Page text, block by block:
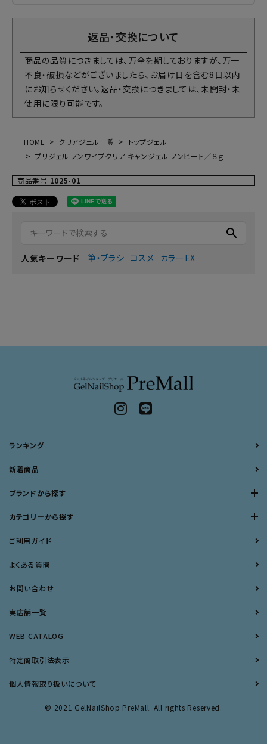
返品・交換について
商品の品質につきましては、万全を期しておりますが、万一
不良・破損などがございましたら、お届け日を含む8日以内
にお知らせください。返品・交換につきましては、未開封・未
使用に限り可能です。
HOME クリアジェル一覧
トップジェル
プリジェル ノンワイプクリア キャンジェル ノンヒート／８ｇ
商品番号 1025-01
search
人気キーワード 筆・ブラシ コスメ カラーEX
ランキング
新着商品
ブランドから探す
カテゴリーから探す
ご利用ガイド
よくある質問
お問い合わせ
実店舗一覧
WEB CATALOG
特定商取引法表示
個人情報取り扱いについて
© 2021 GelNailShop PreMall. All rights Reserved.